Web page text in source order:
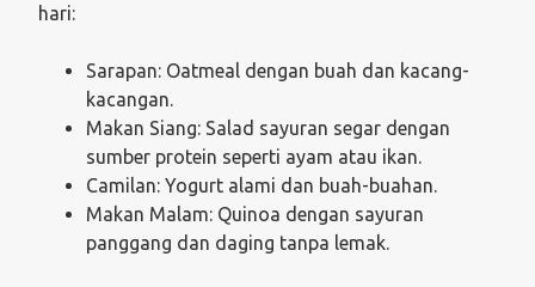
hari:
Sarapan: Oatmeal dengan buah dan kacang-
kacangan.
Makan Siang: Salad sayuran segar dengan
sumber protein seperti ayam atau ikan.
Camilan: Yogurt alami dan buah-buahan.
Makan Malam: Quinoa dengan sayuran
panggang dan daging tanpa lemak.